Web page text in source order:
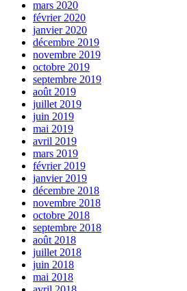
mars 2020
février 2020
janvier 2020
décembre 2019
novembre 2019
octobre 2019
septembre 2019
août 2019
juillet 2019
juin 2019
mai 2019
avril 2019
mars 2019
février 2019
janvier 2019
décembre 2018
novembre 2018
octobre 2018
septembre 2018
août 2018
juillet 2018
juin 2018
mai 2018